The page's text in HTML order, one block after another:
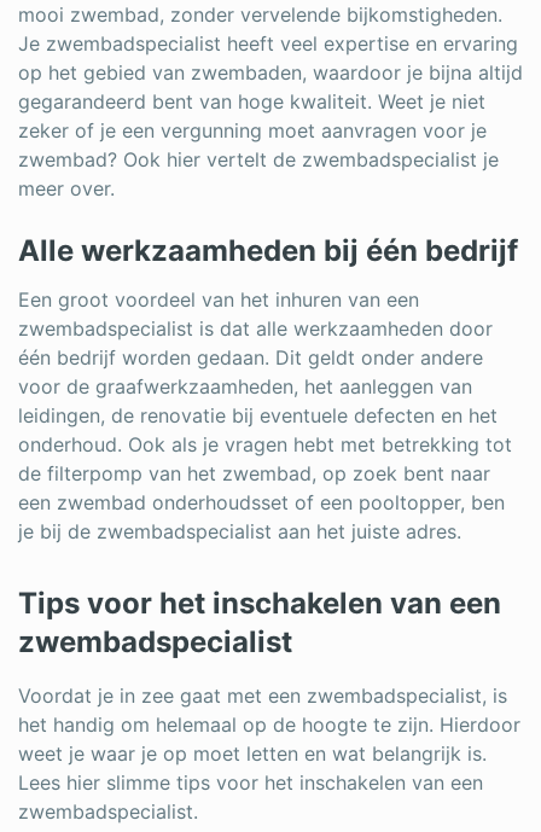
mooi zwembad, zonder vervelende bijkomstigheden.
Je zwembadspecialist heeft veel expertise en ervaring
op het gebied van zwembaden, waardoor je bijna altijd
gegarandeerd bent van hoge kwaliteit. Weet je niet
zeker of je een vergunning moet aanvragen voor je
zwembad? Ook hier vertelt de zwembadspecialist je
meer over.
Alle werkzaamheden bij één bedrijf
Een groot voordeel van het inhuren van een
zwembadspecialist is dat alle werkzaamheden door
één bedrijf worden gedaan. Dit geldt onder andere
voor de graafwerkzaamheden, het aanleggen van
leidingen, de renovatie bij eventuele defecten en het
onderhoud. Ook als je vragen hebt met betrekking tot
de filterpomp van het zwembad, op zoek bent naar
een zwembad onderhoudsset of een pooltopper, ben
je bij de zwembadspecialist aan het juiste adres.
Tips voor het inschakelen van een
zwembadspecialist
Voordat je in zee gaat met een zwembadspecialist, is
het handig om helemaal op de hoogte te zijn. Hierdoor
weet je waar je op moet letten en wat belangrijk is.
Lees hier slimme tips voor het inschakelen van een
zwembadspecialist.